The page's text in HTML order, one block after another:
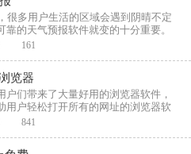
很多用户生活的区域会遇到阴晴不定
靠的天气预报软件就变的十分重要。
一些能够提供24小时精准天气预报的
161
览器
户们带来了大量好用的浏览器软件，
用户轻松打开所有的网址的浏览器软
能，轻松自动拦截广告，让用户再也
841